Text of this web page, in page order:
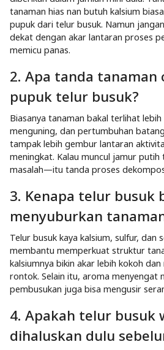
Kalau telurnya sudah masuk, tutup
sampai betul-betul rapat tanpa ada
sedikit ditekan agar tidak ada udara
lantaran itu bisa memicu aroma dan
kondusif dan nutrisi bisa terserap
FAQ Seputar faedah
untuk tanaman.
Telur busuk mungkin terdengar
punya kandungan nan berfaedah
Banyak orang belum tahu jika bahan
nan cukup efektif asal digunakan
1. Apakah telur busuk
semua jenis tanaman?
Secara umum aman, tapi tanaman
aroma menyengat alias kondisi
diberikan dalam jumlah mini dulu.
tanaman hias nan butuh kalsium
pupuk dari telur busuk. Namun
dekat dengan akar lantaran proses
memicu panas.